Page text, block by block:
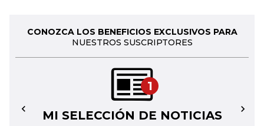
CONOZCA LOS BENEFICIOS EXCLUSIVOS PARA
NUESTROS SUSCRIPTORES
1
MI SELECCIÓN DE NOTICIAS
← →